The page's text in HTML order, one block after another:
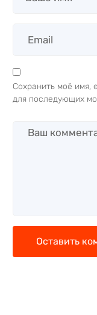
Сохранить моё имя,
для последующих
Оставить